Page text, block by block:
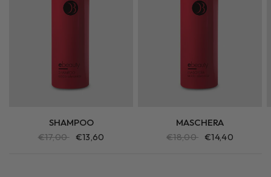
SHAMPOO
€17,00 €13,60
MASCHERA
€18,00 €14,40